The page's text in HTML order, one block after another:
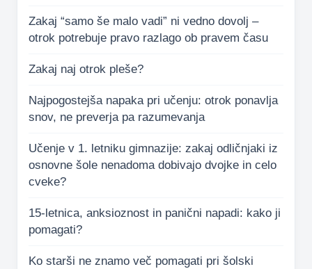
Zakaj “samo še malo vadi” ni vedno dovolj –
otrok potrebuje pravo razlago ob pravem času
Zakaj naj otrok pleše?
Najpogostejša napaka pri učenju: otrok ponavlja
snov, ne preverja pa razumevanja
Učenje v 1. letniku gimnazije: zakaj odličnjaki iz
osnovne šole nenadoma dobivajo dvojke in celo
cveke?
15-letnica, anksioznost in panični napadi: kako ji
pomagati?
Ko starši ne znamo več pomagati pri šolski